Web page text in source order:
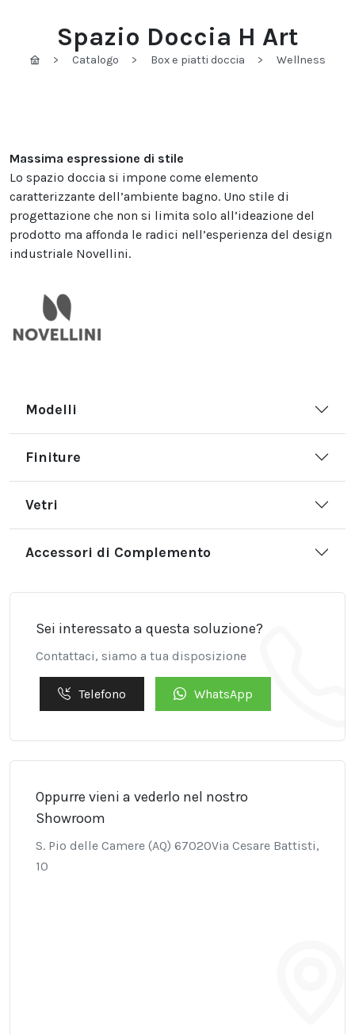
Spazio Doccia H Art
Catalogo Box e piatti doccia Wellness
Massima espressione di stile
Lo spazio doccia si impone come elemento
caratterizzante dell’ambiente bagno. Uno stile di
progettazione che non si limita solo all’ideazione del
prodotto ma affonda le radici nell’esperienza del design
industriale Novellini.
Modelli
Finiture
Vetri
Accessori di Complemento
Sei interessato a questa soluzione?
Contattaci, siamo a tua disposizione
Telefono WhatsApp
Oppurre vieni a vederlo nel nostro
Showroom
S. Pio delle Camere (AQ) 67020Via Cesare Battisti,
10